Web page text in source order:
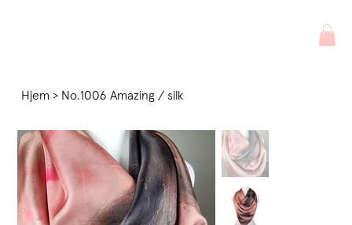
Hjem > No.1006 Amazing / silk